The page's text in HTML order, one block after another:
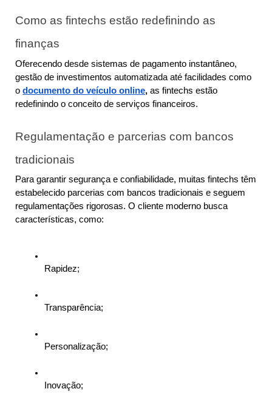
Como as fintechs estão redefinindo as
finanças
Oferecendo desde sistemas de pagamento instantâneo,
gestão de investimentos automatizada até facilidades como
o documento do veículo online, as fintechs estão
redefinindo o conceito de serviços financeiros.
Regulamentação e parcerias com bancos
tradicionais
Para garantir segurança e confiabilidade, muitas fintechs têm
estabelecido parcerias com bancos tradicionais e seguem
regulamentações rigorosas. O cliente moderno busca
características, como:
Rapidez;
Transparência;
Personalização;
Inovação;